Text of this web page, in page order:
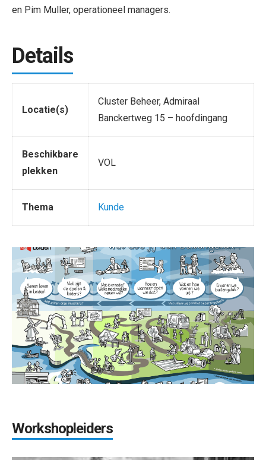
en Pim Muller, operationeel managers.
Details
Locatie(s)
Cluster Beheer, Admiraal
Banckertweg 15 – hoofdingang
Beschikbare
plekken
VOL
Thema Kunde
Workshopleiders